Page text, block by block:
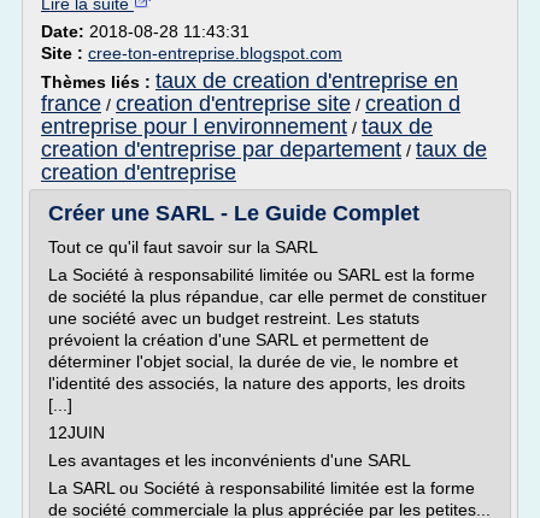
Date: 2018-08-28 11:43:31
Site : cree-ton-entreprise.blogspot.com
Thèmes liés : taux de creation d'entreprise en
france / creation d'entreprise site / creation d
entreprise pour l environnement / taux de
creation d'entreprise par departement / taux de
creation d'entreprise
Créer une SARL - Le Guide Complet
Tout ce qu'il faut savoir sur la SARL
La Société à responsabilité limitée ou SARL est la forme
de société la plus répandue, car elle permet de constituer
une société avec un budget restreint. Les statuts
prévoient la création d'une SARL et permettent de
déterminer l'objet social, la durée de vie, le nombre et
l'identité des associés, la nature des apports, les droits
[...]
12JUIN
Les avantages et les inconvénients d'une SARL
La SARL ou Société à responsabilité limitée est la forme
de société commerciale la plus appréciée par les petites...